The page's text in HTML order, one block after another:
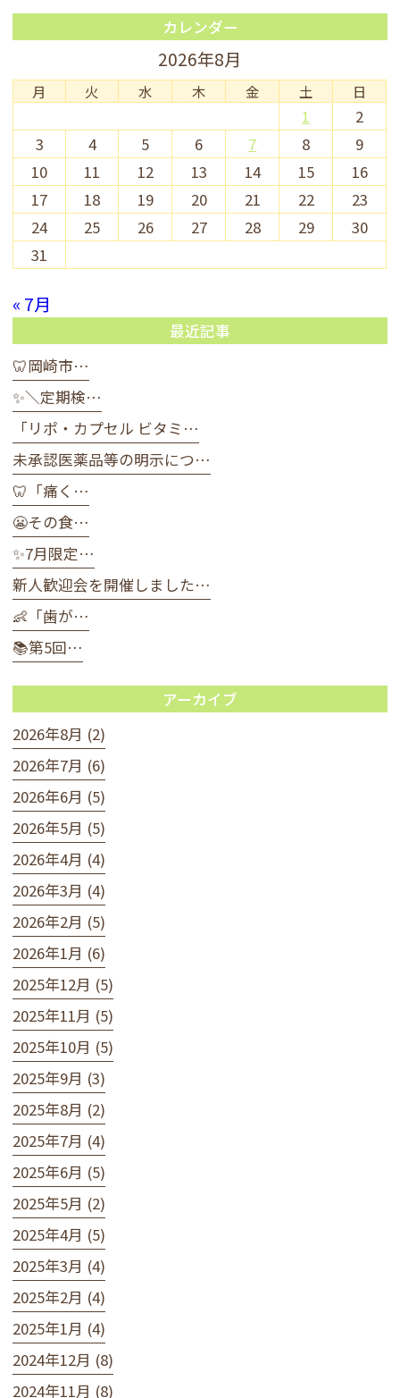
カレンダー
2026年8月
月 火 水 木 金 土 日
1
2
3
4 5 6 7 8
9
10
11 12 13 14 15
16
17
18 19 20 21 22
23
24
25 26 27 28 29
30
31
« 7月
最近記事
🦷岡崎市…
✨＼定期検…
「リポ・カプセル ビタミ…
未承認医薬品等の明示につ…
🦷「痛く…
😬その食…
✨7月限定…
新人歓迎会を開催しました…
👶「歯が…
📚第5回…
アーカイブ
2026年8月 (2)
2026年7月 (6)
2026年6月 (5)
2026年5月 (5)
2026年4月 (4)
2026年3月 (4)
2026年2月 (5)
2026年1月 (6)
2025年12月 (5)
2025年11月 (5)
2025年10月 (5)
2025年9月 (3)
2025年8月 (2)
2025年7月 (4)
2025年6月 (5)
2025年5月 (2)
2025年4月 (5)
2025年3月 (4)
2025年2月 (4)
2025年1月 (4)
2024年12月 (8)
2024年11月 (8)